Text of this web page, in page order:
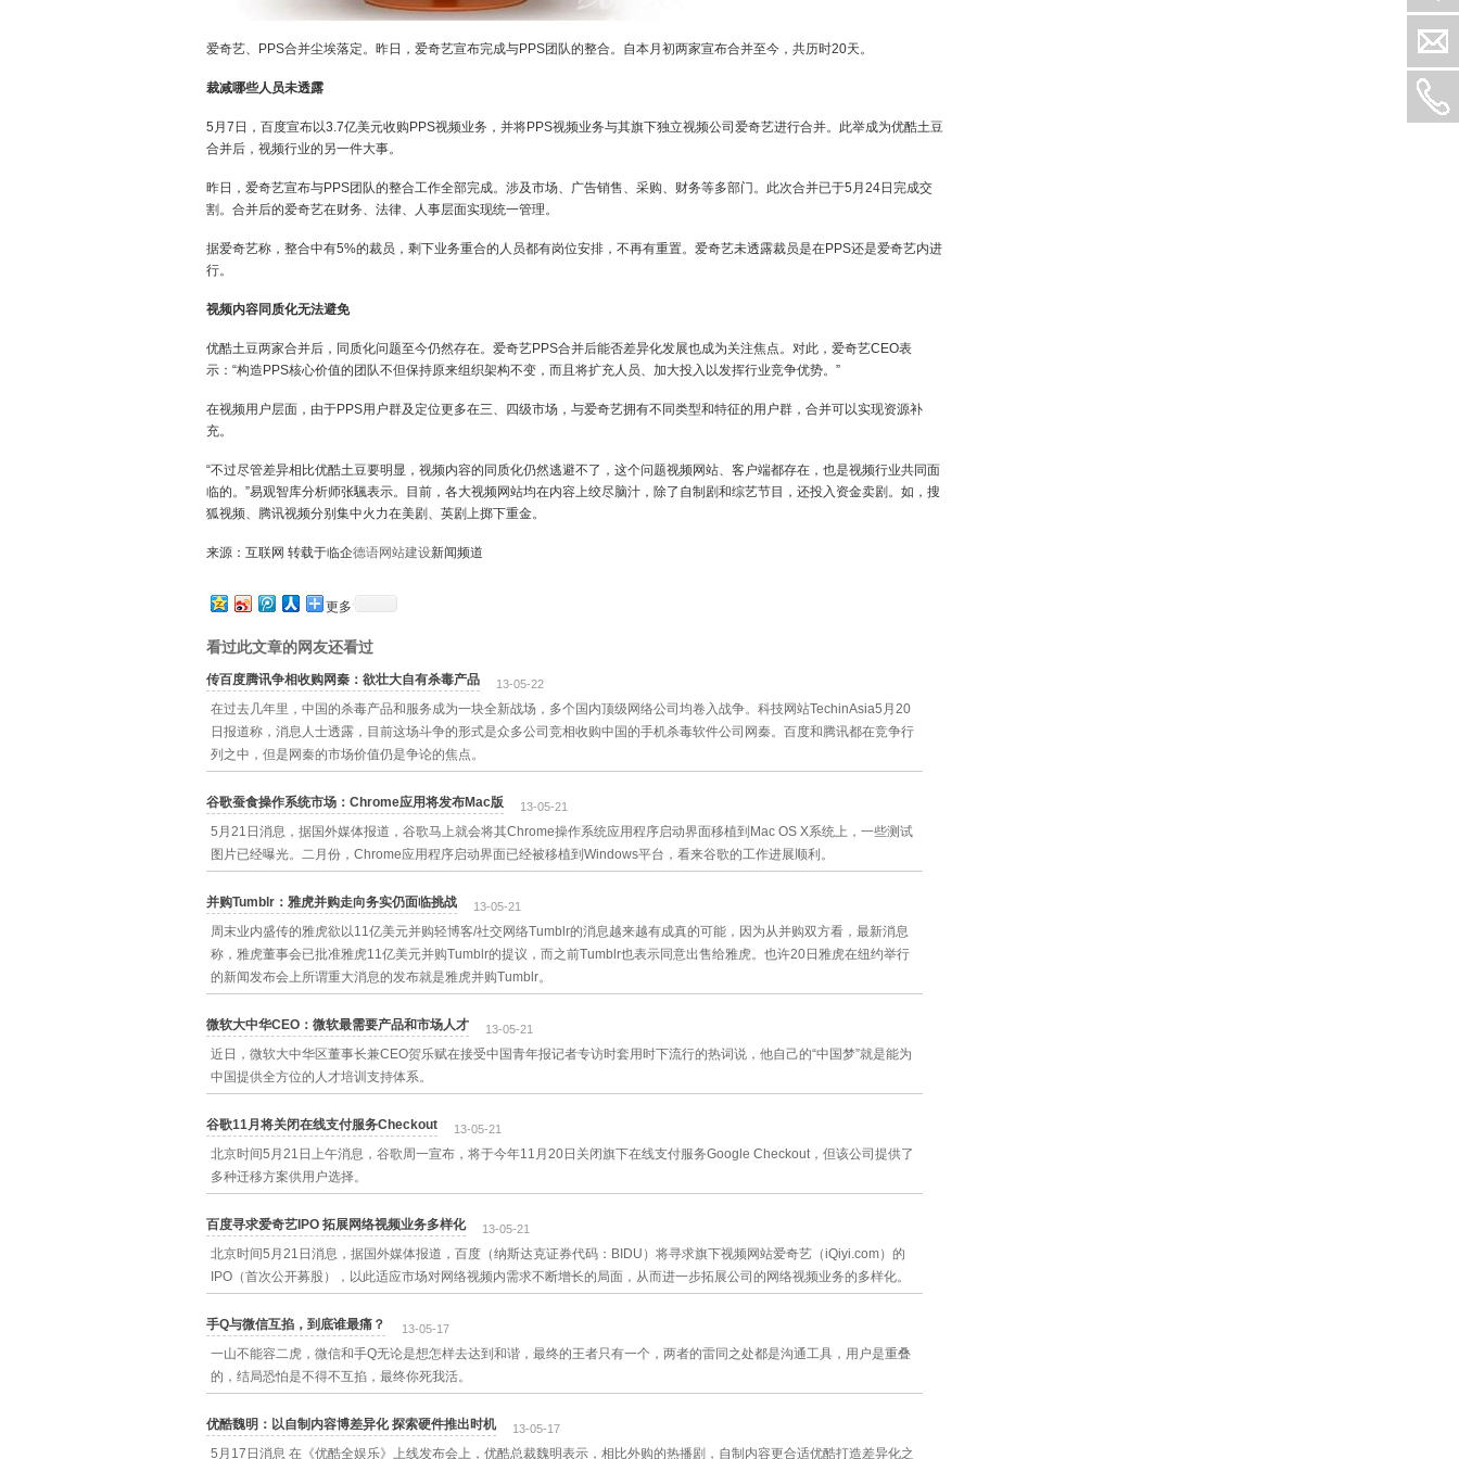
爱奇艺、PPS合并尘埃落定。昨日，爱奇艺宣布完成与PPS团队的整合。自本月初两家宣布合并至今，共历时20天。
裁减哪些人员未透露
5月7日，百度宣布以3.7亿美元收购PPS视频业务，并将PPS视频业务与其旗下独立视频公司爱奇艺进行合并。此举成为优酷土豆
合并后，视频行业的另一件大事。
昨日，爱奇艺宣布与PPS团队的整合工作全部完成。涉及市场、广告销售、采购、财务等多部门。此次合并已于5月24日完成交
割。合并后的爱奇艺在财务、法律、人事层面实现统一管理。
据爱奇艺称，整合中有5%的裁员，剩下业务重合的人员都有岗位安排，不再有重置。爱奇艺未透露裁员是在PPS还是爱奇艺内进
行。
视频内容同质化无法避免
优酷土豆两家合并后，同质化问题至今仍然存在。爱奇艺PPS合并后能否差异化发展也成为关注焦点。对此，爱奇艺CEO表
示：“构造PPS核心价值的团队不但保持原来组织架构不变，而且将扩充人员、加大投入以发挥行业竞争优势。”
在视频用户层面，由于PPS用户群及定位更多在三、四级市场，与爱奇艺拥有不同类型和特征的用户群，合并可以实现资源补
充。
“不过尽管差异相比优酷土豆要明显，视频内容的同质化仍然逃避不了，这个问题视频网站、客户端都存在，也是视频行业共同面
临的。”易观智库分析师张颿表示。目前，各大视频网站均在内容上绞尽脑汁，除了自制剧和综艺节目，还投入资金卖剧。如，搜
狐视频、腾讯视频分别集中火力在美剧、英剧上掷下重金。
来源：互联网 转载于临企德语网站建设新闻频道
更多
看过此文章的网友还看过
传百度腾讯争相收购网秦：欲壮大自有杀毒产品 13-05-22
在过去几年里，中国的杀毒产品和服务成为一块全新战场，多个国内顶级网络公司均卷入战争。科技网站TechinAsia5月20
日报道称，消息人士透露，目前这场斗争的形式是众多公司竞相收购中国的手机杀毒软件公司网秦。百度和腾讯都在竞争行
列之中，但是网秦的市场价值仍是争论的焦点。
谷歌蚕食操作系统市场：Chrome应用将发布Mac版 13-05-21
5月21日消息，据国外媒体报道，谷歌马上就会将其Chrome操作系统应用程序启动界面移植到Mac OS X系统上，一些测试
图片已经曝光。二月份，Chrome应用程序启动界面已经被移植到Windows平台，看来谷歌的工作进展顺利。
并购Tumblr：雅虎并购走向务实仍面临挑战 13-05-21
周末业内盛传的雅虎欲以11亿美元并购轻博客/社交网络Tumblr的消息越来越有成真的可能，因为从并购双方看，最新消息
称，雅虎董事会已批准雅虎11亿美元并购Tumblr的提议，而之前Tumblr也表示同意出售给雅虎。也许20日雅虎在纽约举行
的新闻发布会上所谓重大消息的发布就是雅虎并购Tumblr。
微软大中华CEO：微软最需要产品和市场人才 13-05-21
近日，微软大中华区董事长兼CEO贺乐赋在接受中国青年报记者专访时套用时下流行的热词说，他自己的“中国梦”就是能为
中国提供全方位的人才培训支持体系。
谷歌11月将关闭在线支付服务Checkout 13-05-21
北京时间5月21日上午消息，谷歌周一宣布，将于今年11月20日关闭旗下在线支付服务Google Checkout，但该公司提供了
多种迁移方案供用户选择。
百度寻求爱奇艺IPO 拓展网络视频业务多样化 13-05-21
北京时间5月21日消息，据国外媒体报道，百度（纳斯达克证券代码：BIDU）将寻求旗下视频网站爱奇艺（iQiyi.com）的
IPO（首次公开募股），以此适应市场对网络视频内需求不断增长的局面，从而进一步拓展公司的网络视频业务的多样化。
手Q与微信互掐，到底谁最痛？ 13-05-17
一山不能容二虎，微信和手Q无论是想怎样去达到和谐，最终的王者只有一个，两者的雷同之处都是沟通工具，用户是重叠
的，结局恐怕是不得不互掐，最终你死我活。
优酷魏明：以自制内容博差异化 探索硬件推出时机 13-05-17
5月17日消息 在《优酷全娱乐》上线发布会上，优酷总裁魏明表示，相比外购的热播剧，自制内容更合适优酷打造差异化之